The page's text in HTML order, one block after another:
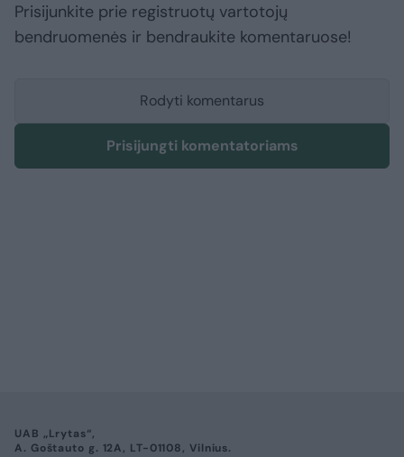
Prisijunkite prie registruotų vartotojų
bendruomenės ir bendraukite komentaruose!
Rodyti komentarus
Prisijungti komentatoriams
UAB „Lrytas“,
A. Goštauto g. 12A, LT-01108, Vilnius.